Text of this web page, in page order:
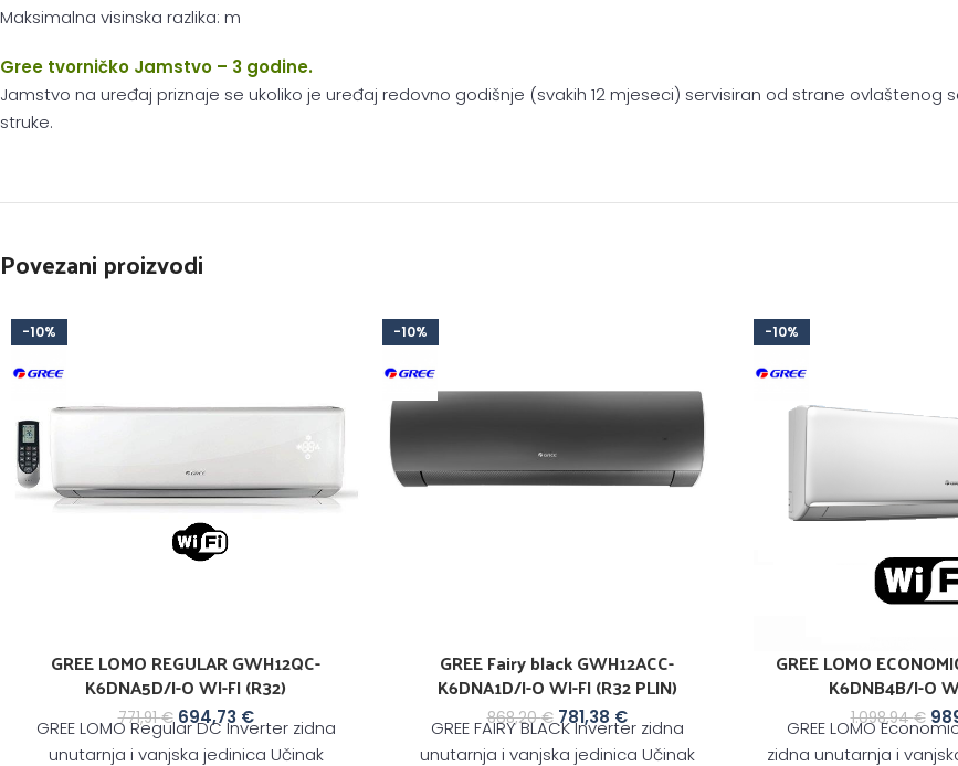
Maksimalna visinska razlika: m
Gree tvorničko Jamstvo – 3 godine.
Jamstvo na uređaj priznaje se ukoliko je uređaj redovno godišnje (svakih 12 mjeseci) servisiran od strane
struke.
Povezani proizvodi
-10%
GREE LOMO REGULAR GWH12QC-
K6DNA5D/I-O WI-FI (R32)
771,91€ 694,73 €
GREE LOMO Regular DC Inverter zidna
unutarnja i vanjska jedinica Učinak
-10%
GREE Fairy black GWH12ACC-
K6DNA1D/I-O WI-FI (R32 PLIN)
868,20€ 781,38 €
GREE FAIRY BLACK Inverter zidna
unutarnja i vanjska jedinica Učinak
-10%
GREE LOMO
K6DNB4B/I-O
1.098,94€
GREE LOMO
zidna unutarnja i